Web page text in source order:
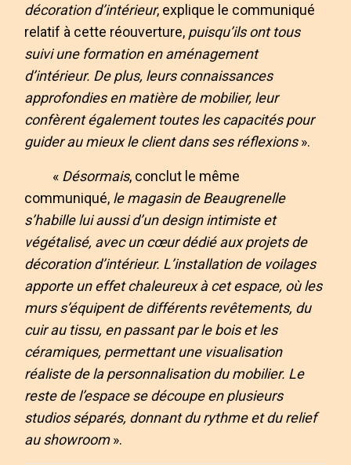
décoration d’intérieur, explique le communiqué
relatif à cette réouverture, puisqu’ils ont tous
suivi une formation en aménagement
d’intérieur. De plus, leurs connaissances
approfondies en matière de mobilier, leur
confèrent également toutes les capacités pour
guider au mieux le client dans ses réflexions».
« Désormais, conclut le même
communiqué, le magasin de Beaugrenelle
s’habille lui aussi d’un design intimiste et
végétalisé, avec un cœur dédié aux projets de
décoration d’intérieur. L’installation de voilages
apporte un effet chaleureux à cet espace, où les
murs s’équipent de différents revêtements, du
cuir au tissu, en passant par le bois et les
céramiques, permettant une visualisation
réaliste de la personnalisation du mobilier. Le
reste de l’espace se découpe en plusieurs
studios séparés, donnant du rythme et du relief
au showroom».